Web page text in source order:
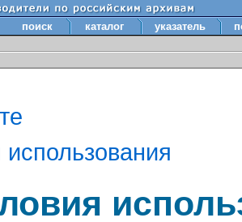
поиск каталог указатель